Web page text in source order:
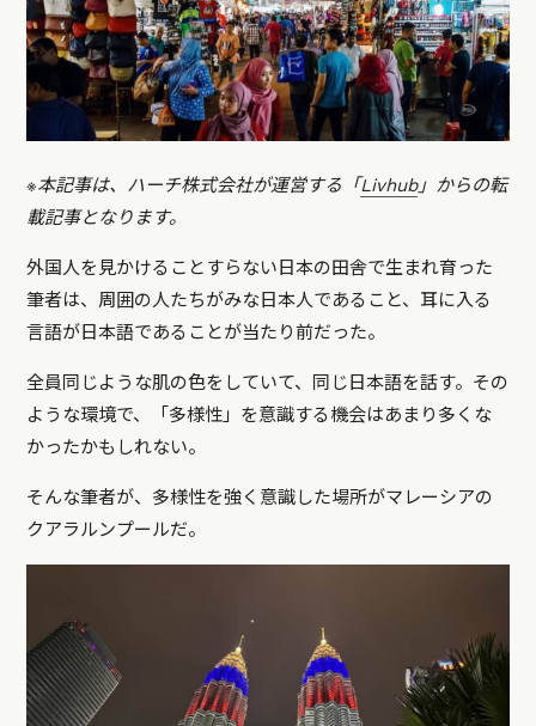
※本記事は、ハーチ株式会社が運営する「Livhub」からの転
載記事となります。
外国人を見かけることすらない日本の田舎で生まれ育った
筆者は、周囲の人たちがみな日本人であること、耳に入る
言語が日本語であることが当たり前だった。
全員同じような肌の色をしていて、同じ日本語を話す。その
ような環境で、「多様性」を意識する機会はあまり多くな
かったかもしれない。
そんな筆者が、多様性を強く意識した場所がマレーシアの
クアラルンプールだ。